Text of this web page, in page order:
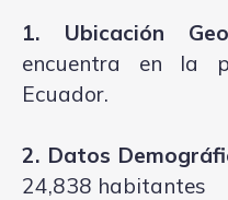
1. Ubicación
encuentra en la
Ecuador.
2. Datos
24,838 habitantes